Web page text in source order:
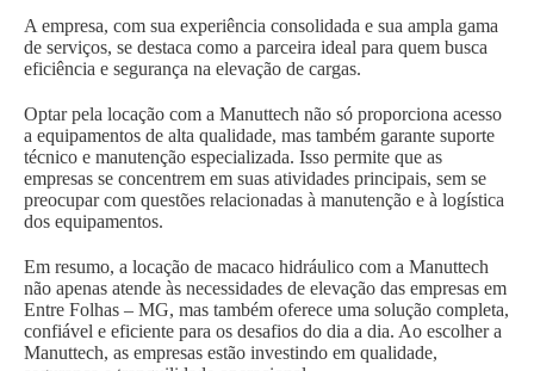
A empresa, com sua experiência consolidada e sua ampla gama
de serviços, se destaca como a parceira ideal para quem busca
eficiência e segurança na elevação de cargas.
Optar pela locação com a Manuttech não só proporciona acesso
a equipamentos de alta qualidade, mas também garante suporte
técnico e manutenção especializada. Isso permite que as
empresas se concentrem em suas atividades principais, sem se
preocupar com questões relacionadas à manutenção e à logística
dos equipamentos.
Em resumo, a locação de macaco hidráulico com a Manuttech
não apenas atende às necessidades de elevação das empresas em
Entre Folhas – MG, mas também oferece uma solução completa,
confiável e eficiente para os desafios do dia a dia. Ao escolher a
Manuttech, as empresas estão investindo em qualidade,